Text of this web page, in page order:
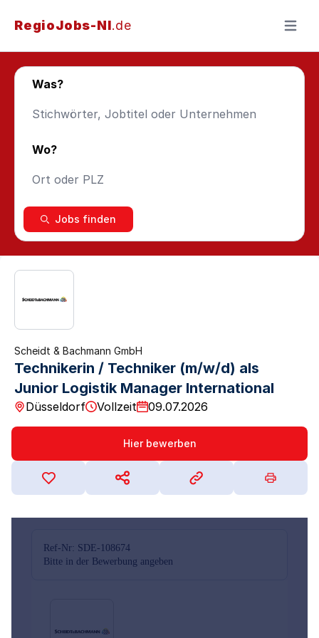
RegioJobs-NI.de Menü
Was?
Wo?
Jobs finden
Scheidt & Bachmann GmbH
Technikerin / Techniker (m/w/d) als
Junior Logistik Manager International
Düsseldorf Vollzeit 09.07.2026
Hier bewerben